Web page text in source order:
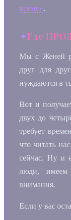
всему».
Где
Мы с Женей
друг для
нуждаются в
Вот и
двух до
требует
что читать
сейчас. Ну и
люди, имеем
внимания.
Если у вас